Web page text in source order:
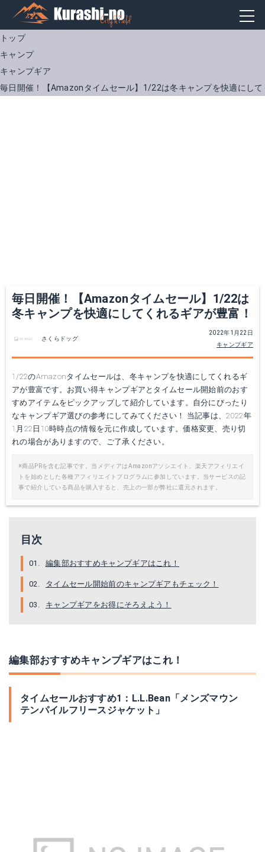
トップ
キャンプ
キャンプギア
毎日開催！【Amazonタイムセール】1/22は冬キャンプを快適にし
毎日開催！【Amazonタイムセール】1/22は
冬キャンプを快適にしてくれるギアが豊富！
2022年1月22日
キャンプギア
さくらドッグ
1/22のAmazonタイムセールは、冬キャンプを快適にしてくれるギ
アが豊富です。お買い得キャンプギアとタイムセール開始前のおす
すめアイテムをピックアップして紹介しています。自分にぴったり
なキャンプギア選びの参考にしてみてください！ 当記事は、2022年
1月22日10時時点の情報を元に作成しています。価格変更、売り切
れの場合がありますので、ご了承ください。
※商品PRを含む記事です。当メディアはAmazonアソシエイト、楽天アフィリエイ
トを始めとした各種アフィリエイトプログラムに参加しています。当サービスの記
事で紹介している商品を購入すると、売上の一部が弊社に還元されます。
目次
編集部おすすめキャンプギアはこれ！
タイムセール開始前のキャンプギアもチェック！
キャンプギアをお得にそろえよう！
編集部おすすめキャンプギアはこれ！
タイムセールおすすめ1：L.L.Bean「メンズマウン
テンパイルフリースジャケット」